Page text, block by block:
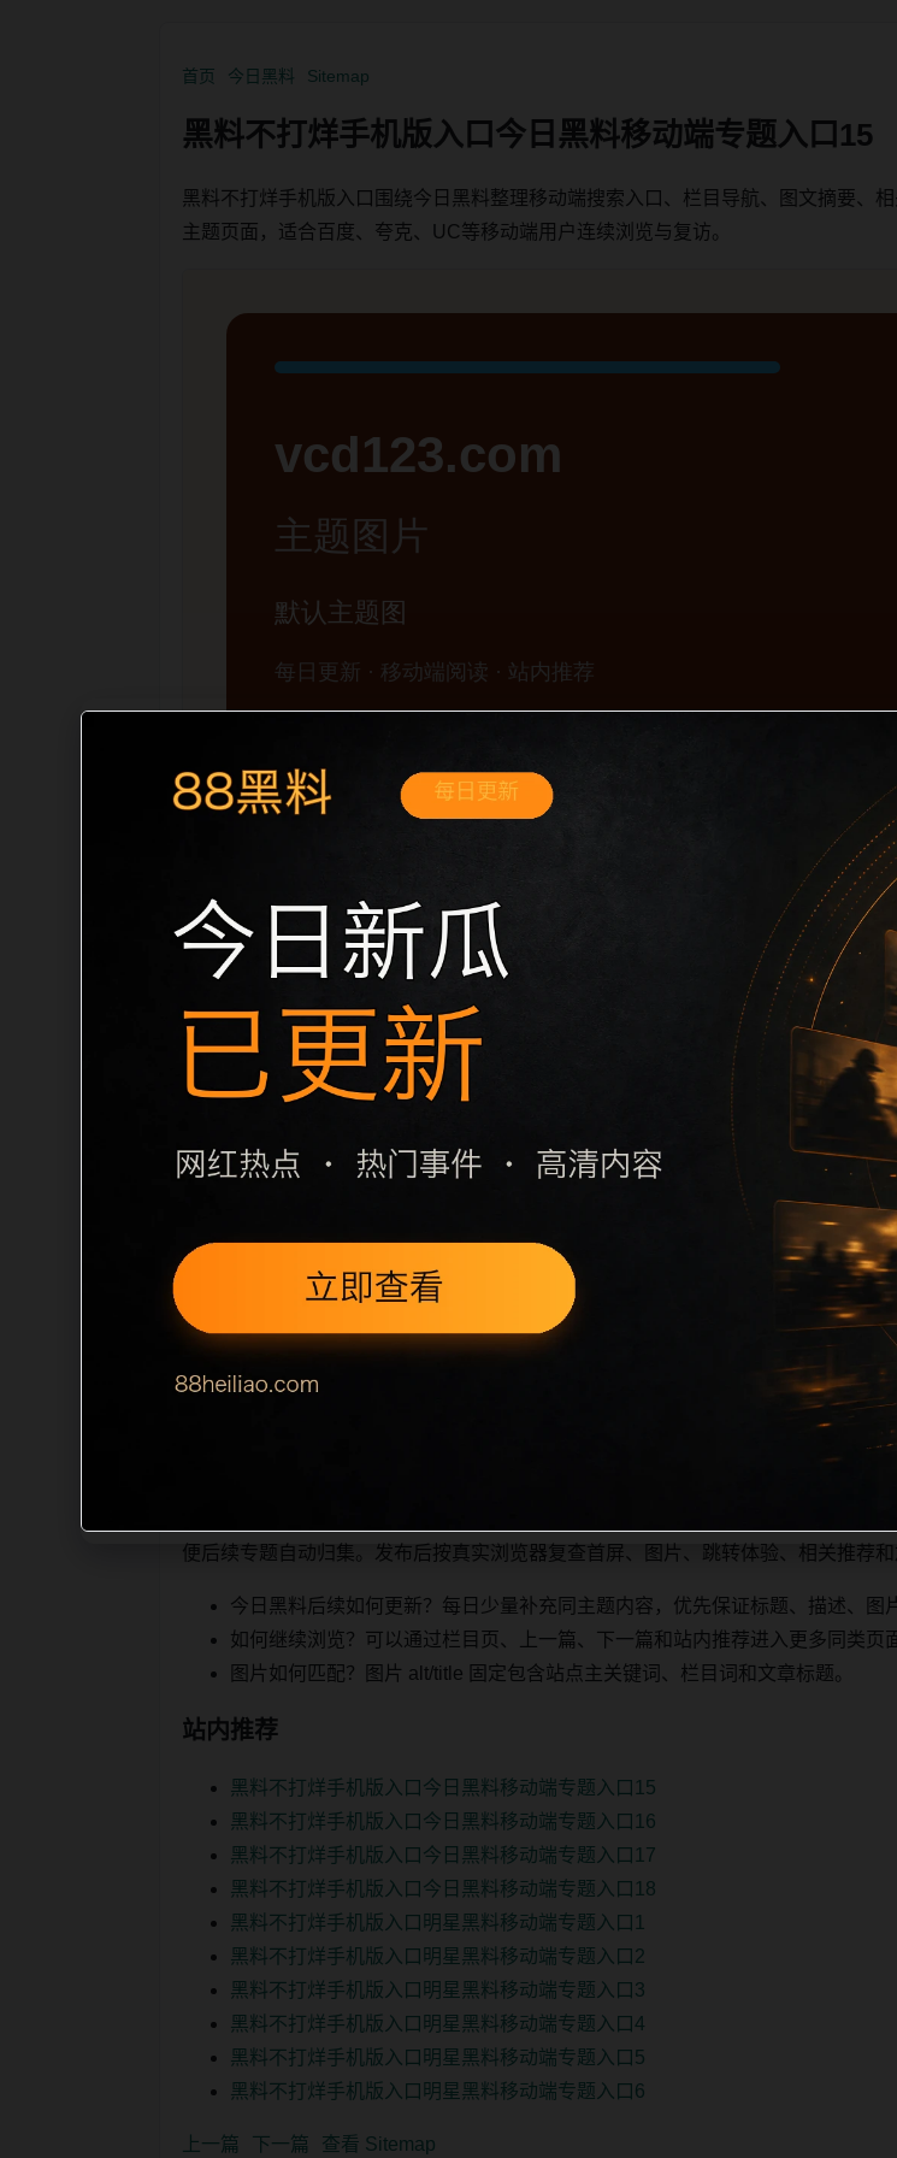
首页 今日黑料 Sitemap
黑料不打烊手机版入口今日黑料移动端专题入口15
黑料不打烊手机版入口围绕今日黑料整理移动端搜索入口、栏目导航、图文摘要、
主题页面，适合百度、夸克、UC等移动端用户连续浏览与复访。
黑料不打烊手机版入口今日黑料移动端专题入口15面向移动端用户的连续浏览场景
展开。页面先给出清晰主题，再把相关入口、同类推荐和上下文说明放在同一层级
口、稳定标题、明确描述和本地主题图，避免只堆关键词而没有可读信息。第15
成更自然的内链关系。图片说明统一绑定站点主关键词、栏目词和文章标题，让搜
栏目内容归集
之间识别一致主题。后续每日采集时，建议继续执行远程图片本地化、坏图默认图
相近页面，应通过不同角度补充事件背景、访问场景、相关问题或专题入口，降低
sitemap 入口，保证重要页面点击深度尽量控制在三次以内。正文维护时可按用户
读、移动端打开时图片和摘要是否一致。每次新增内容后同步检查标题、
索引擎理解，也能让真实
用户顺着栏目继续浏览。同站连续更新时避免重复标题和重复首段，优先补充不同
便后续专题自动归集。发布后按真实浏览器复查首屏、图片、跳转体验、相关推荐和
今日黑料后续如何更新？每日少量补充同主题内容，优先保证标题、描述、图
如何继续浏览？可以通过栏目页、上一篇、下一篇和站内推荐进入更多同类页
图片如何匹配？图片 alt/title 固定包含站点主关键词、栏目词和文章标题。
站内推荐
黑料不打烊手机版入口今日黑料移动端专题入口15
黑料不打烊手机版入口今日黑料移动端专题入口16
黑料不打烊手机版入口今日黑料移动端专题入口17
黑料不打烊手机版入口今日黑料移动端专题入口18
黑料不打烊手机版入口明星黑料移动端专题入口1
黑料不打烊手机版入口明星黑料移动端专题入口2
黑料不打烊手机版入口明星黑料移动端专题入口3
黑料不打烊手机版入口明星黑料移动端专题入口4
黑料不打烊手机版入口明星黑料移动端专题入口5
黑料不打烊手机版入口明星黑料移动端专题入口6
上一篇 下一篇 查看 Sitemap